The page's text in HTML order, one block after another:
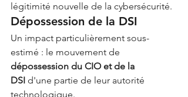
légitimité nouvelle de la cybersécurité.
Dépossession de la DSI
Un impact particulièrement sous-
estimé : le mouvement de
dépossession du CIO et de la
DSI d'une partie de leur autorité
technologique.